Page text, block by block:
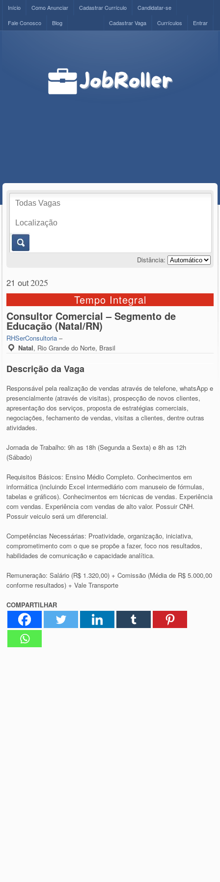
Início Como Anunciar Cadastrar Currículo
Candidatar-se
Fale Conosco
Blog Entrar
Currículos
Cadastrar Vaga
Distância:
21 out2025
Tempo Integral
Consultor Comercial – Segmento de
Educação (Natal/RN)
RHSerConsultoria –
Natal, Rio Grande do Norte, Brasil
Descrição da Vaga
Responsável pela realização de vendas através de telefone, whatsApp e
presencialmente (através de visitas), prospecção de novos clientes,
apresentação dos serviços, proposta de estratégias comerciais,
negociações, fechamento de vendas, visitas a clientes, dentre outras
atividades.
Jornada de Trabalho: 9h as 18h (Segunda a Sexta) e 8h as 12h
(Sábado)
Requisitos Básicos: Ensino Médio Completo. Conhecimentos em
informática (incluindo Excel intermediário com manuseio de fórmulas,
tabelas e gráficos). Conhecimentos em técnicas de vendas. Experiência
com vendas. Experiência com vendas de alto valor. Possuir CNH.
Possuir veiculo será um diferencial.
Competências Necessárias: Proatividade, organização, iniciativa,
comprometimento com o que se propõe a fazer, foco nos resultados,
habilidades de comunicação e capacidade analítica.
Remuneração: Salário (R$ 1.320,00) + Comissão (Média de R$ 5.000,00
conforme resultados) + Vale Transporte
COMPARTILHAR